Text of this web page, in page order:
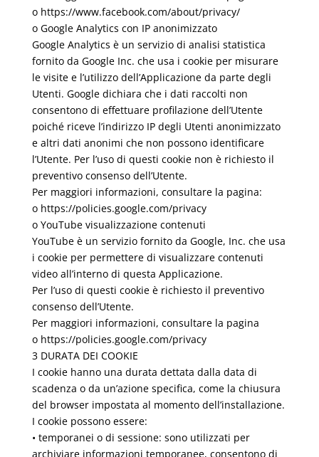
o https://www.facebook.com/about/privacy/
o Google Analytics con IP anonimizzato
Google Analytics è un servizio di analisi statistica
fornito da Google Inc. che usa i cookie per misurare
le visite e l’utilizzo dell’Applicazione da parte degli
Utenti. Google dichiara che i dati raccolti non
consentono di effettuare profilazione dell’Utente
poiché riceve l’indirizzo IP degli Utenti anonimizzato
e altri dati anonimi che non possono identificare
l’Utente. Per l’uso di questi cookie non è richiesto il
preventivo consenso dell’Utente.
Per maggiori informazioni, consultare la pagina:
o https://policies.google.com/privacy
o YouTube visualizzazione contenuti
YouTube è un servizio fornito da Google, Inc. che usa
i cookie per permettere di visualizzare contenuti
video all’interno di questa Applicazione.
Per l’uso di questi cookie è richiesto il preventivo
consenso dell’Utente.
Per maggiori informazioni, consultare la pagina
o https://policies.google.com/privacy
3 DURATA DEI COOKIE
I cookie hanno una durata dettata dalla data di
scadenza o da un’azione specifica, come la chiusura
del browser impostata al momento dell’installazione.
I cookie possono essere:
• temporanei o di sessione: sono utilizzati per
archiviare informazioni temporanee, consentono di